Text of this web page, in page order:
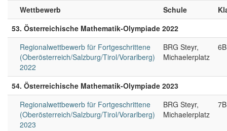
Wettbewerb Schule
53. Österreichische Mathematik-Olympiade 2022
Regionalwettbewerb für Fortgeschrittene
(Oberösterreich/Salzburg/Tirol/Vorarlberg)
2022
BRG Steyr,
Michaelerplatz
6B
54. Österreichische Mathematik-Olympiade 2023
Regionalwettbewerb für Fortgeschrittene
(Oberösterreich/Salzburg/Tirol/Vorarlberg)
2023
BRG Steyr,
Michaelerplatz
7B